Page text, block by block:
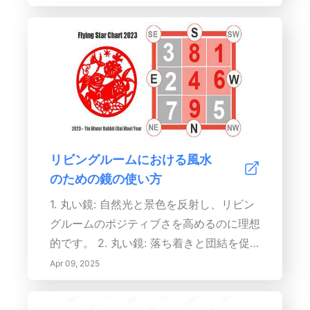
生産性とインスピレーションの聖域に変え
ることができ、風水の教えに完全に調和し
ます。
緑のような柔らかい色合いは落ち着きを促
進し、中立的な色合いは多様性を提供しま
す。基本色を選ぶ際には、自然光や部屋の
サイズを考慮し、調和の取れた雰囲気を確
保してください。 カラーパレットの選び
方 快適さを響かせる基本色から始め、通
常は中立的なトーンで見つけて、アクセン
60-30-10のルールが便利です：部屋の
60％を基本色に、30％を副色に、10％を
アクセントカラーに割り当てます。このシ
ンプルなガイドラインは、招かれるような
バランスを保つのに役立ちます。 自然要
素の取り入れ あなたの生活空間を自然要
素で引き立てましょう。窓の処理を調整
リビングルームにおける風水
のための鏡の使い方
1. 丸い鏡: 自然光と景色を反射し、リビン
グルームのポジティブさを高めるのに理想
的です。 2. 丸い鏡: 落ち着きと団結を促
進し、鋭いデザインを和らげ、安らぎをも
たらします。 3. 四角および長方形の鏡:
Apr 09, 2025